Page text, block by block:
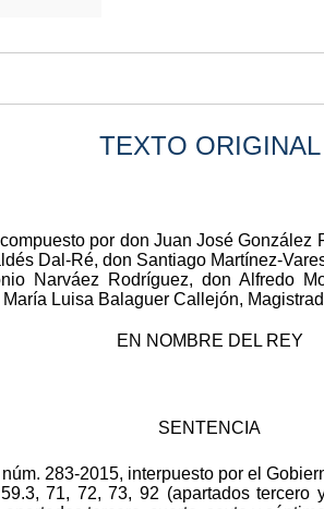
TEXTO ORIGINAL
por don Juan José
Dal-Ré, don Santiago Martínez-
Narváez Rodríguez, don Alfredo
Luisa Balaguer Callejón,
EN NOMBRE DEL REY
SENTENCIA
283-2015, interpuesto por el
71, 72, 73, 92 (apartados tercero